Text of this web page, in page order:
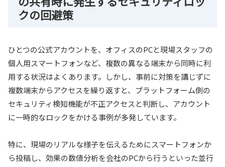
クの回避策
ひとつの公式アカウントを、オフィスのPCと現場スタッフの
個人用スマートフォンなど、複数の異なる端末から同時に利
用する状況はよくあります。しかし、事前に対策を講じずに
複数端末からアクセスを繰り返すと、プラットフォーム側の
セキュリティ検知機能が不正アクセスと判断し、アカウント
に一時的なロックをかける事例が多発しています。
特に、現場のリアルな様子を伝えるためにスマートフォンか
ら投稿し、効果の数値分析を会社のPCから行うといった並行